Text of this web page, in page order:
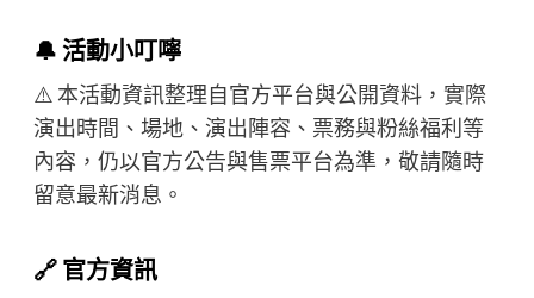
🔔 活動小叮嚀
⚠️ 本活動資訊整理自官方平台與公開資料，實際
演出時間、場地、演出陣容、票務與粉絲福利等
內容，仍以官方公告與售票平台為準，敬請隨時
留意最新消息。
🔗 官方資訊